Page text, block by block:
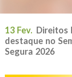
13 Fev. Direitos
destaque no
Segura 2026